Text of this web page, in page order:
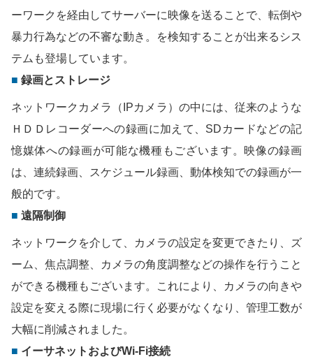
ーワークを経由してサーバーに映像を送ることで、転倒や
暴力行為などの不審な動き。を検知することが出来るシス
テムも登場しています。
録画とストレージ
ネットワークカメラ（IPカメラ）の中には、従来のような
ＨＤＤレコーダーへの録画に加えて、SDカードなどの記
憶媒体への録画が可能な機種もございます。映像の録画
は、連続録画、スケジュール録画、動体検知での録画が一
般的です。
遠隔制御
ネットワークを介して、カメラの設定を変更できたり、ズ
ーム、焦点調整、カメラの角度調整などの操作を行うこと
ができる機種もございます。これにより、カメラの向きや
設定を変える際に現場に行く必要がなくなり、管理工数が
大幅に削減されました。
イーサネットおよびWi-Fi接続